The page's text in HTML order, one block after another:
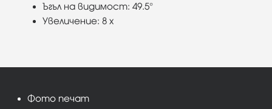
Ъгъл на видимост: 49.5°
Увеличение: 8 x
Фото печат